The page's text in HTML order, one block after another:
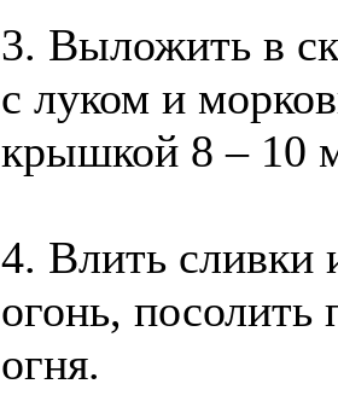
3. Выложить в
с луком и
крышкой 8 – 10
4. Влить сливки
огонь, посолить
огня.